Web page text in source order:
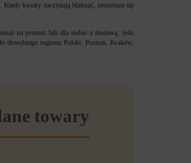
Kiedy kwiaty zaczynają blaknąć, zmniejsza się
na prezent lub dla siebie z dostawą, jeśli
dowolnego regionu Polski: Poznań, Kraków,
towary